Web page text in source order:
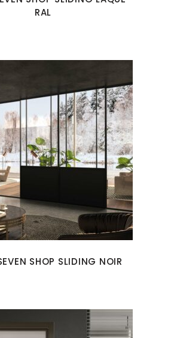
RAL
SHOP SLIDING NOIR